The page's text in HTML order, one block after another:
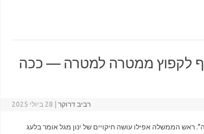
לקפוץ ממטרה למטרה — ככה
רביב דרוקר 28 ביולי 2025
ראש הממשלה אפילו עושה חיקויים של ינון מגל אומר בלעג